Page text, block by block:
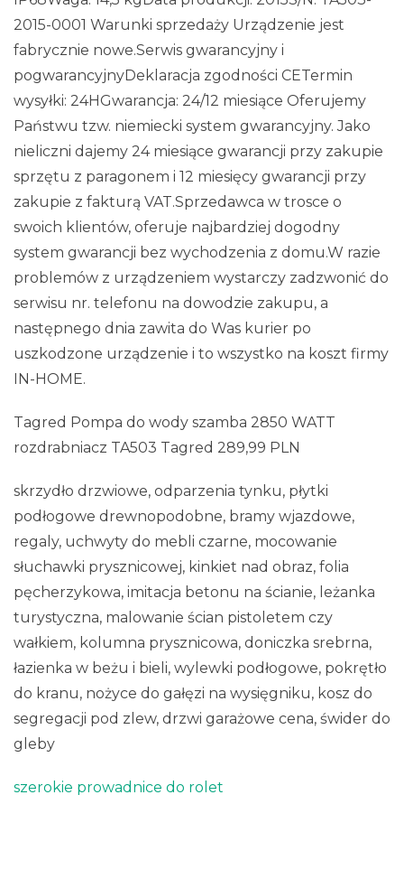
2015-0001 Warunki sprzedaży Urządzenie jest
fabrycznie nowe.Serwis gwarancyjny i
pogwarancyjnyDeklaracja zgodności CETermin
wysyłki: 24HGwarancja: 24/12 miesiące Oferujemy
Państwu tzw. niemiecki system gwarancyjny. Jako
nieliczni dajemy 24 miesiące gwarancji przy zakupie
sprzętu z paragonem i 12 miesięcy gwarancji przy
zakupie z fakturą VAT.Sprzedawca w trosce o
swoich klientów, oferuje najbardziej dogodny
system gwarancji bez wychodzenia z domu.W razie
problemów z urządzeniem wystarczy zadzwonić do
serwisu nr. telefonu na dowodzie zakupu, a
następnego dnia zawita do Was kurier po
uszkodzone urządzenie i to wszystko na koszt firmy
IN-HOME.
Tagred Pompa do wody szamba 2850 WATT
rozdrabniacz TA503 Tagred 289,99 PLN
skrzydło drzwiowe, odparzenia tynku, płytki
podłogowe drewnopodobne, bramy wjazdowe,
regaly, uchwyty do mebli czarne, mocowanie
słuchawki prysznicowej, kinkiet nad obraz, folia
pęcherzykowa, imitacja betonu na ścianie, leżanka
turystyczna, malowanie ścian pistoletem czy
wałkiem, kolumna prysznicowa, doniczka srebrna,
łazienka w beżu i bieli, wylewki podłogowe, pokrętło
do kranu, nożyce do gałęzi na wysięgniku, kosz do
segregacji pod zlew, drzwi garażowe cena, świder do
gleby
szerokie prowadnice do rolet